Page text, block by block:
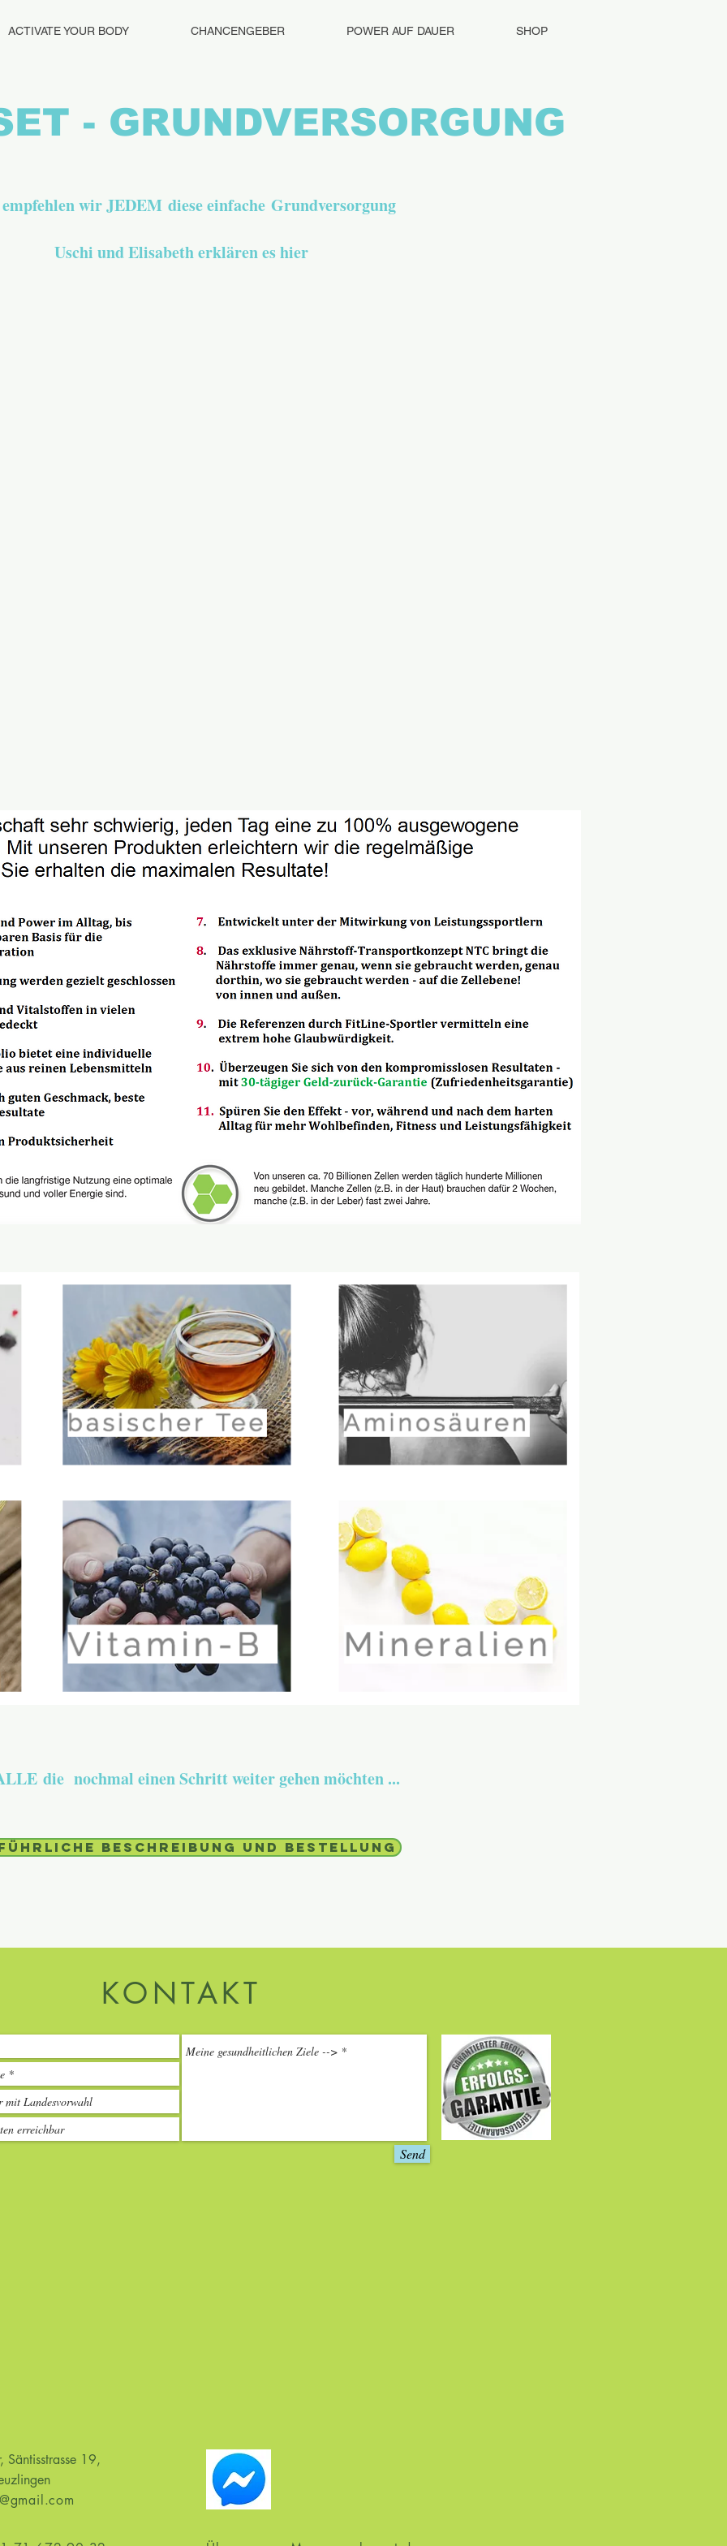
ACTIVATE YOUR BODY CHANCENGEBER POWER AUF DAUER SHOP
- GRUNDVERSORGUNG
wir JEDEM diese einfache Grundversorgung
Uschi und Elisabeth erklären es hier
die nochmal einen Schritt weiter gehen möchten ...
Beschreibung und Bestellung
KONTAKT
Send
Säntisstrasse 19,